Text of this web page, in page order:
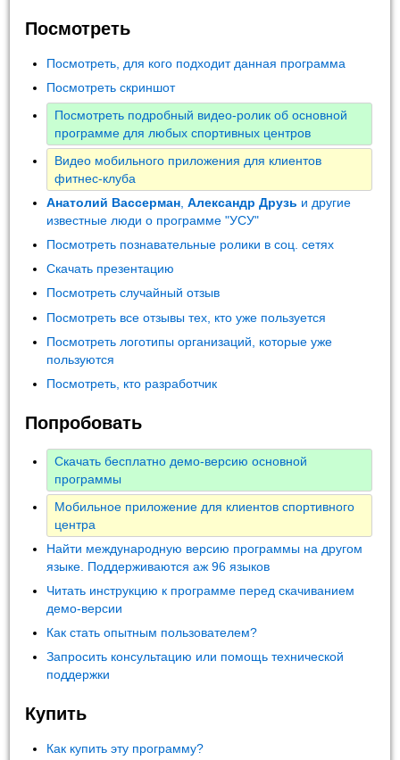
Посмотреть
Посмотреть, для кого подходит данная программа
Посмотреть скриншот
Посмотреть подробный видео-ролик об основной
программе для любых спортивных центров
Видео мобильного приложения для клиентов
фитнес-клуба
Анатолий Вассерман ,Александр Друзь и другие
известные люди о программе "УСУ"
Посмотреть познавательные ролики в соц. сетях
Скачать презентацию
Посмотреть случайный отзыв
Посмотреть все отзывы тех, кто уже пользуется
Посмотреть логотипы организаций, которые уже
пользуются
Посмотреть, кто разработчик
Попробовать
Скачать бесплатно демо-версию основной
программы
Мобильное приложение для клиентов спортивного
центра
Найти международную версию программы на другом
языке. Поддерживаются аж 96 языков
Читать инструкцию к программе перед скачиванием
демо-версии
Как стать опытным пользователем?
Запросить консультацию или помощь технической
поддержки
Купить
Как купить эту программу?